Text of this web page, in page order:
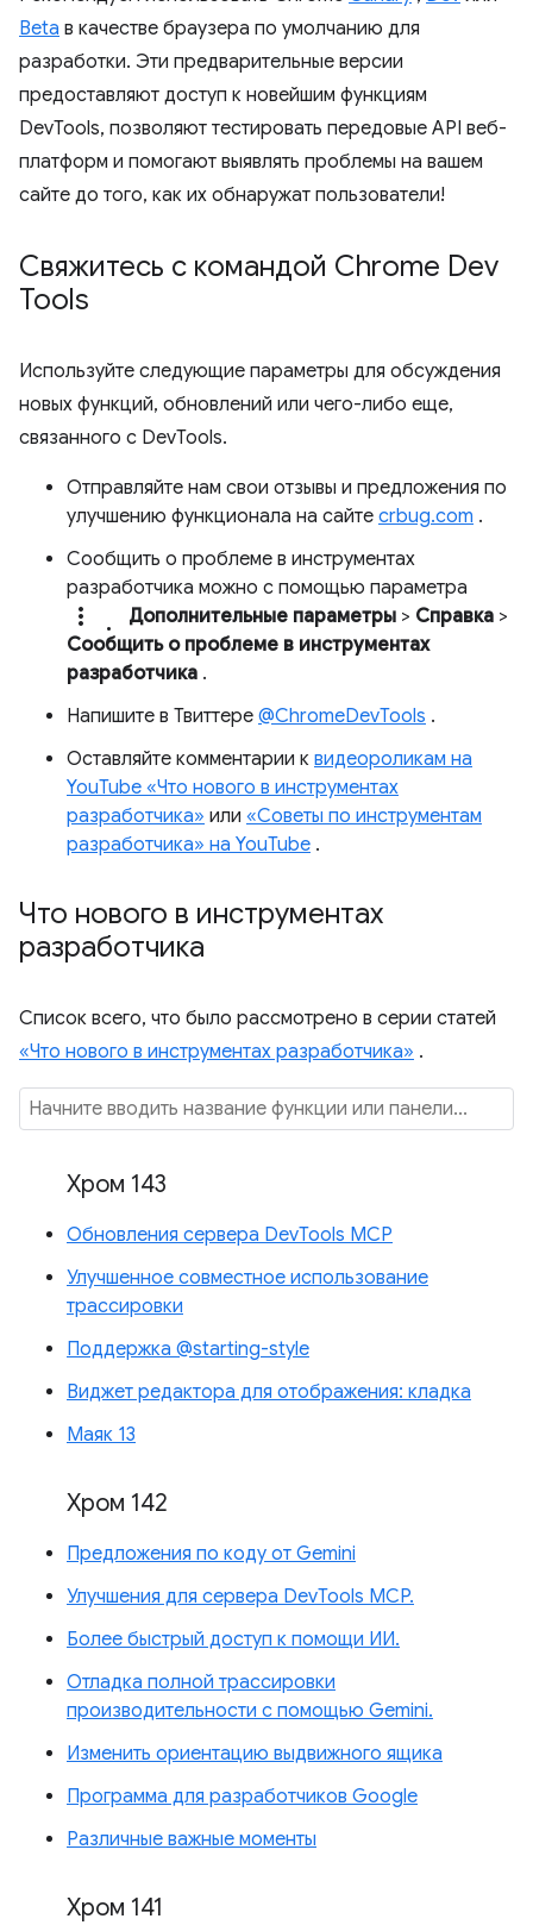
Beta в качестве браузера по умолчанию для
разработки. Эти предварительные версии
предоставляют доступ к новейшим функциям
DevTools, позволяют тестировать передовые API веб-
платформ и помогают выявлять проблемы на вашем
сайте до того, как их обнаружат пользователи!
Свяжитесь с командой Chrome Dev
Tools
Используйте следующие параметры для обсуждения
новых функций, обновлений или чего-либо еще,
связанного с DevTools.
Отправляйте нам свои отзывы и предложения по
улучшению функционала на сайте crbug.com .
Сообщить о проблеме в инструментах
разработчика можно с помощью параметра
more_vert. Дополнительные параметры > Справка >
Сообщить о проблеме в инструментах
разработчика .
Напишите в Твиттере @ChromeDevTools .
Оставляйте комментарии к видеороликам на
YouTube «Что нового в инструментах
разработчика» или «Советы по инструментам
разработчика» на YouTube .
Что нового в инструментах
разработчика
Список всего, что было рассмотрено в серии статей
«Что нового в инструментах разработчика» .
Хром 143
Обновления сервера DevTools MCP
Улучшенное совместное использование
трассировки
Поддержка @starting-style
Виджет редактора для отображения: кладка
Маяк 13
Хром 142
Предложения по коду от Gemini
Улучшения для сервера DevTools MCP.
Более быстрый доступ к помощи ИИ.
Отладка полной трассировки
производительности с помощью Gemini.
Изменить ориентацию выдвижного ящика
Программа для разработчиков Google
Различные важные моменты
Хром 141